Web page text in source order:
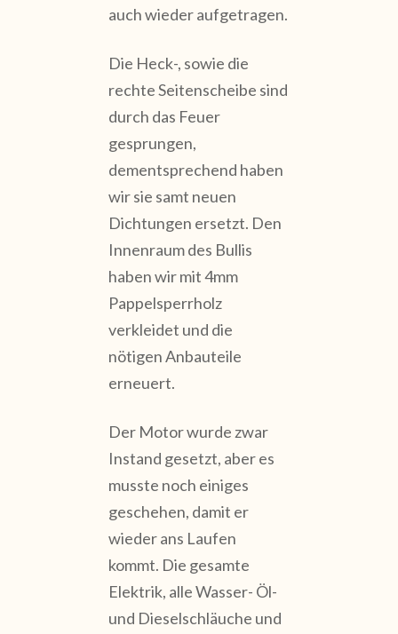
auch wieder aufgetragen.
Die Heck-, sowie die
rechte Seitenscheibe sind
durch das Feuer
gesprungen,
dementsprechend haben
wir sie samt neuen
Dichtungen ersetzt. Den
Innenraum des Bullis
haben wir mit 4mm
Pappelsperrholz
verkleidet und die
nötigen Anbauteile
erneuert.
Der Motor wurde zwar
Instand gesetzt, aber es
musste noch einiges
geschehen, damit er
wieder ans Laufen
kommt. Die gesamte
Elektrik, alle Wasser- Öl-
und Dieselschläuche und